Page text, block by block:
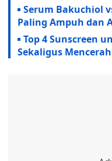
Serum Bakuchiol
Paling Ampuh dan
Top 4 Sunscreen
Sekaligus